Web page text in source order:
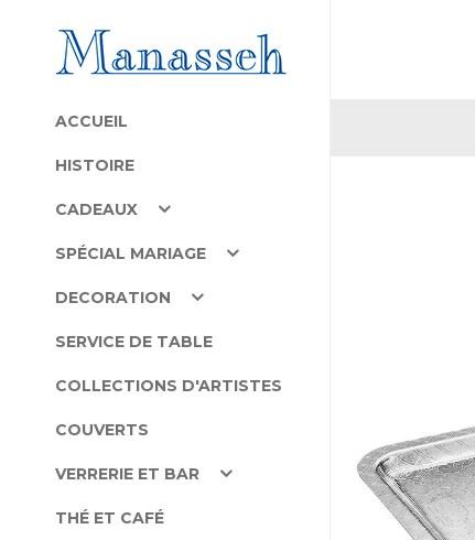
ACCUEIL
HISTOIRE
CADEAUX
SPÉCIAL MARIAGE
DECORATION
SERVICE DE TABLE
COLLECTIONS D'ARTISTES
COUVERTS
VERRERIE ET BAR
THÉ ET CAFÉ